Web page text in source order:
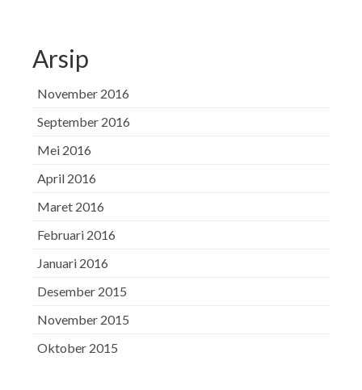
Arsip
November 2016
September 2016
Mei 2016
April 2016
Maret 2016
Februari 2016
Januari 2016
Desember 2015
November 2015
Oktober 2015